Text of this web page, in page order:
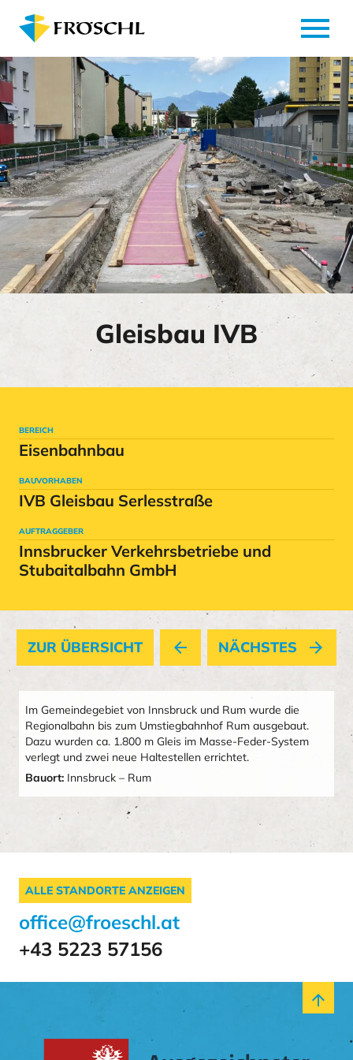
menu
Gleisbau IVB
BEREICH
Eisenbahnbau
BAUVORHABEN
IVB Gleisbau Serlesstraße
AUFTRAGGEBER
Innsbrucker Verkehrsbetriebe und
Stubaitalbahn GmbH
ZUR ÜBERSICHT arrow_back NÄCHSTES arrow_forward
Im Gemeindegebiet von Innsbruck und Rum wurde die
Regionalbahn bis zum Umstiegbahnhof Rum ausgebaut.
Dazu wurden ca. 1.800 m Gleis im Masse-Feder-System
verlegt und zwei neue Haltestellen errichtet.
Bauort: Innsbruck – Rum
ALLE STANDORTE ANZEIGEN
office@froeschl.at
+43 5223 57156
arrow_upward